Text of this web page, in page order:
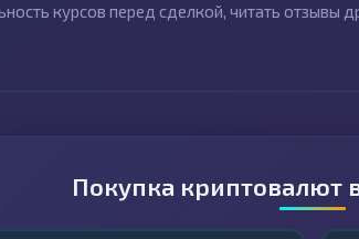
курсов перед сделкой, читать отзывы
Покупка криптовалют